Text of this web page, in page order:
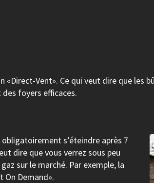
Vent». Ce qui veut dire que les
foyers efficaces.
s’éteindre après 7
dire que vous verrez sous peu
sur le marché. Par exemple, la
On Demand».